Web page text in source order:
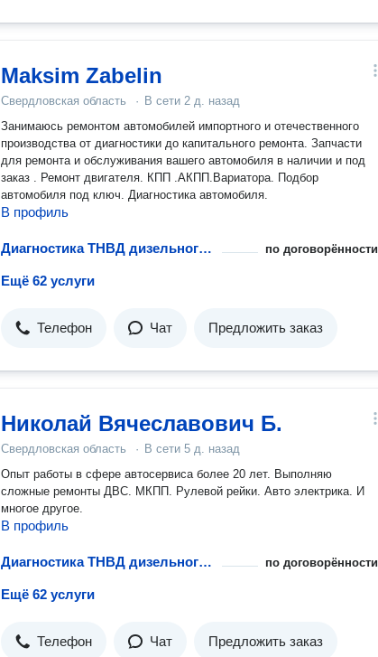
Maksim Zabelin
Свердловская область · В сети 2 д. назад
Занимаюсь ремонтом автомобилей импортного и отечественного
производства от диагностики до капитального ремонта. Запчасти
для ремонта и обслуживания вашего автомобиля в наличии и под
заказ . Ремонт двигателя. КПП .АКПП.Вариатора. Подбор
автомобиля под ключ. Диагностика автомобиля.
В профиль
Диагностика ТНВД дизельного двигателя по договорённости
Ещё 62 услуги
Телефон Чат Предложить заказ
Николай Вячеславович Б.
Свердловская область · В сети 5 д. назад
Опыт работы в сфере автосервиса более 20 лет. Выполняю
сложные ремонты ДВС. МКПП. Рулевой рейки. Авто электрика. И
многое другое.
В профиль
Диагностика ТНВД дизельного двигателя по договорённости
Ещё 62 услуги
Телефон Чат Предложить заказ